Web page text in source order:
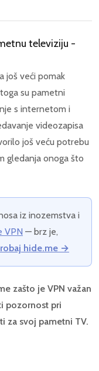
televiziju -
još veći pomak
su pametni
s internetom i
videozapisa
još veću potrebu
gledanja onoga što
iz inozemstva i
VPN — brz je,
hide.me →
zašto je VPN važan
pozornost pri
za svoj pametni TV.